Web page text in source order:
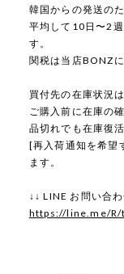
韓国からの発送のた
平均して10日〜2
す。
関税は当店BONZ
買付先の在庫状況
ご購入前に在庫の
品切れでも在庫復
[再入荷通知を希望
ます。
↓↓ LINE お問い合
https://line.me/R/